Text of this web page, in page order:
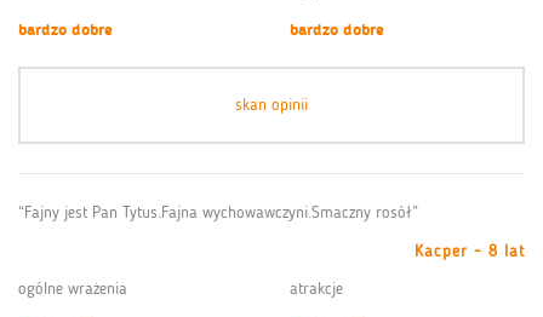
bardzo dobre
bardzo dobre
skan opinii
“Fajny jest Pan Tytus.Fajna wychowawczyni.Smaczny rosół”
Kacper - 8 lat
ogólne wrażenia
atrakcje